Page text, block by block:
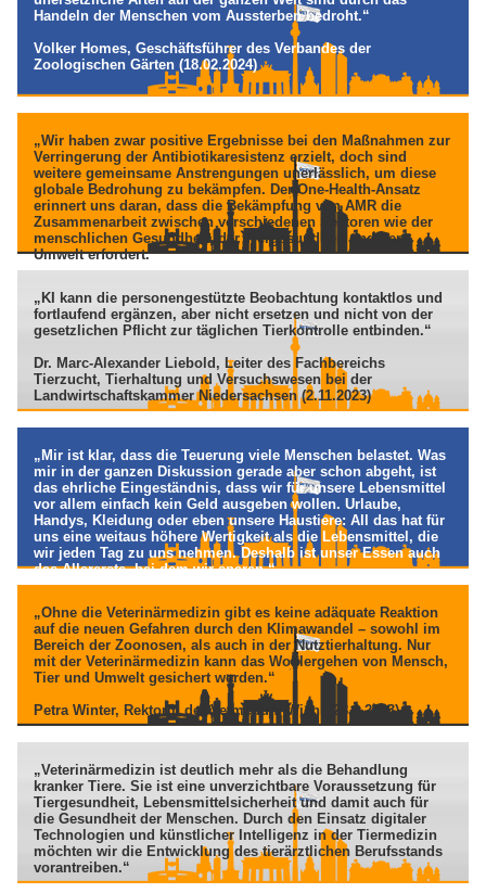
Handeln der Menschen vom Aussterben bedroht.“
Volker Homes, Geschäftsführer des Verbandes der
Zoologischen Gärten (18.02.2024)
„Wir haben zwar positive Ergebnisse bei den Maßnahmen zur
Verringerung der Antibiotikaresistenz erzielt, doch sind
weitere gemeinsame Anstrengungen unerlässlich, um diese
globale Bedrohung zu bekämpfen. Der One-Health-Ansatz
erinnert uns daran, dass die Bekämpfung von AMR die
Zusammenarbeit zwischen verschiedenen Sektoren wie der
menschlichen Gesundheit, der Tiergesundheit und der
Umwelt erfordert.“
(28.02.2024)
„KI kann die personengestützte Beobachtung kontaktlos und
fortlaufend ergänzen, aber nicht ersetzen und nicht von der
gesetzlichen Pflicht zur täglichen Tierkontrolle entbinden.“
Dr. Marc-Alexander Liebold, Leiter des Fachbereichs
Tierzucht, Tierhaltung und Versuchswesen bei der
Landwirtschaftskammer Niedersachsen (2.11.2023)
„Mir ist klar, dass die Teuerung viele Menschen belastet. Was
mir in der ganzen Diskussion gerade aber schon abgeht, ist
das ehrliche Eingeständnis, dass wir für unsere Lebensmittel
vor allem einfach kein Geld ausgeben wollen. Urlaube,
Handys, Kleidung oder eben unsere Haustiere: All das hat für
uns eine weitaus höhere Wertigkeit als die Lebensmittel, die
wir jeden Tag zu uns nehmen. Deshalb ist unser Essen auch
das Allererste, bei dem wir sparen.“
Leben. (30.10.2023)
„Ohne die Veterinärmedizin gibt es keine adäquate Reaktion
auf die neuen Gefahren durch den Klimawandel – sowohl im
Bereich der Zoonosen, als auch in der Nutztierhaltung. Nur
mit der Veterinärmedizin kann das Wohlergehen von Mensch,
Tier und Umwelt gesichert werden.“
Petra Winter, Rektorin der Vetmeduni Wien. (28.9.2023)
„Veterinärmedizin ist deutlich mehr als die Behandlung
kranker Tiere. Sie ist eine unverzichtbare Voraussetzung für
Tiergesundheit, Lebensmittelsicherheit und damit auch für
die Gesundheit der Menschen. Durch den Einsatz digitaler
Technologien und künstlicher Intelligenz in der Tiermedizin
möchten wir die Entwicklung des tierärztlichen Berufsstands
vorantreiben.“